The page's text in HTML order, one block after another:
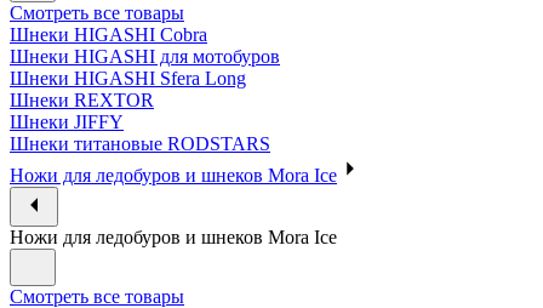
Смотреть все товары
Шнеки HIGASHI Cobra
Шнеки HIGASHI для мотобуров
Шнеки HIGASHI Sfera Long
Шнеки REXTOR
Шнеки JIFFY
Шнеки титановые RODSTARS
Ножи для ледобуров и шнеков Mora Ice
Ножи для ледобуров и шнеков Mora Ice
Смотреть все товары